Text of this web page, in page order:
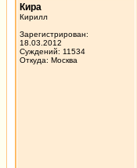
Кира
Кирилл
Зарегистрирован:
18.03.2012
Суждений: 11534
Откуда: Москва